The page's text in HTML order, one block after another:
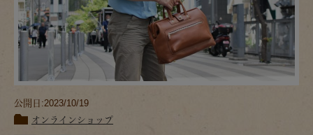
公開日:2023/10/19
オンラインショップ